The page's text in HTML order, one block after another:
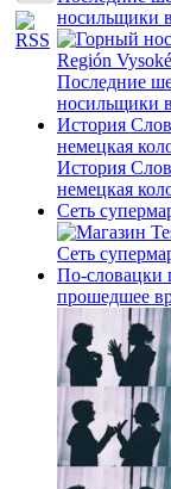
носильщики
Последние
носильщики
История
немецкая
История
немецкая
Сеть
Сеть
По-словацки
прошедшее